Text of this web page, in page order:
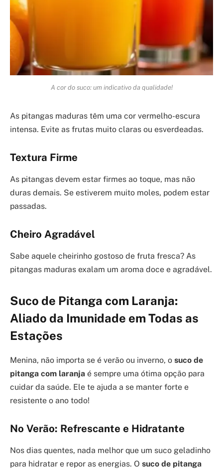
A cor do suco: um indicativo da qualidade!
As pitangas maduras têm uma cor vermelho-escura
intensa. Evite as frutas muito claras ou esverdeadas.
Textura Firme
As pitangas devem estar firmes ao toque, mas não
duras demais. Se estiverem muito moles, podem estar
passadas.
Cheiro Agradável
Sabe aquele cheirinho gostoso de fruta fresca? As
pitangas maduras exalam um aroma doce e agradável.
Suco de Pitanga com Laranja:
Aliado da Imunidade em Todas as
Estações
Menina, não importa se é verão ou inverno, o suco de
pitanga com laranja é sempre uma ótima opção para
cuidar da saúde. Ele te ajuda a se manter forte e
resistente o ano todo!
No Verão: Refrescante e Hidratante
Nos dias quentes, nada melhor que um suco geladinho
para hidratar e repor as energias. O suco de pitanga